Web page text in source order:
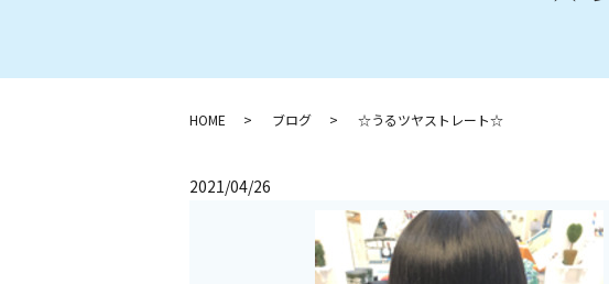
HOME ブログ ☆うるツヤストレート☆
2021/04/26